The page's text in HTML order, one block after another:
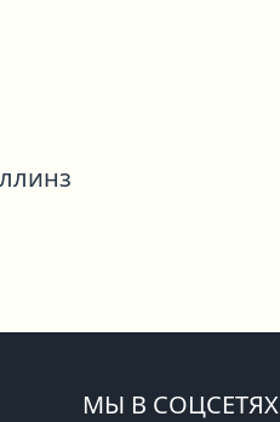
МЫ В СОЦСЕТЯХ